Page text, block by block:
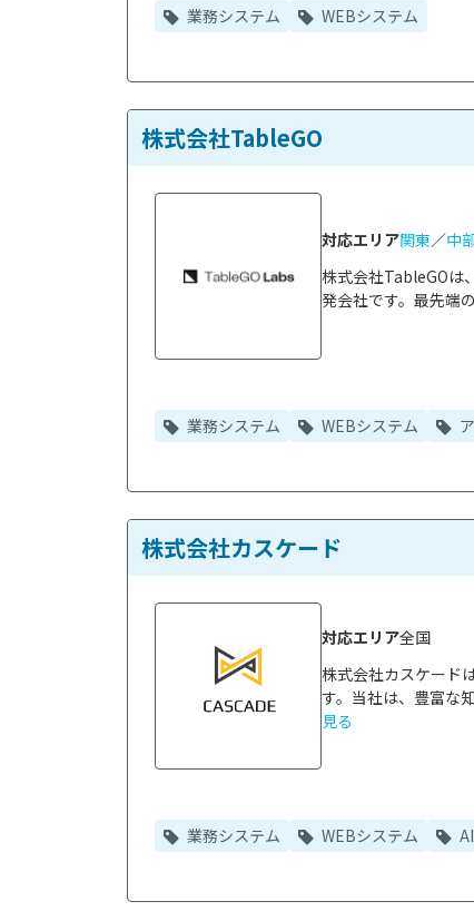
業務システム WEBシステム
株式会社TableGO
株式会社TableGOは
発会社です。最先端
対応エリア関東／中
業務システム WEBシステム
株式会社カスケード
株式会社カスケード
す。当社は、豊富な
見る
対応エリア全国
業務システム WEBシステム AI